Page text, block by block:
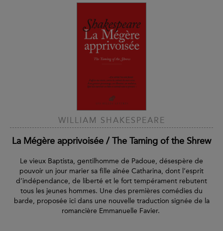
WILLIAM SHAKESPEARE
La Mégère apprivoisée / The Taming of the Shrew
Le vieux Baptista, gentilhomme de Padoue, désespère de
pouvoir un jour marier sa fille aînée Catharina, dont l’esprit
d’indépendance, de liberté et le fort tempérament rebutent
tous les jeunes hommes. Une des premières comédies du
barde, proposée ici dans une nouvelle traduction signée de la
romancière Emmanuelle Favier.